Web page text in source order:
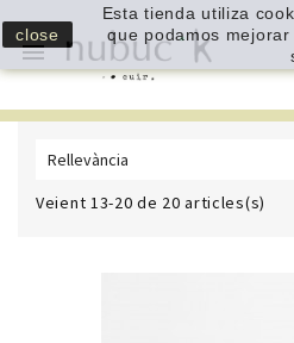

Rellevància
Veient 13-20 de 20 articles(s)
close
Esta tienda utiliza
que podamos